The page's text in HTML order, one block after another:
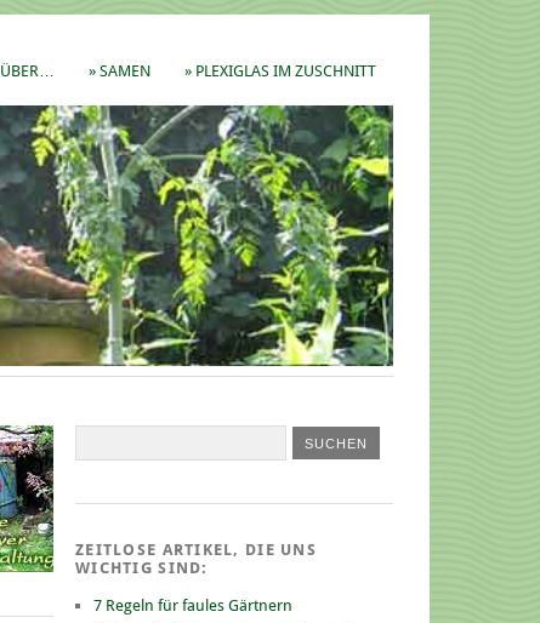
ÜBER… » SAMEN » PLEXIGLAS IM ZUSCHNITT
ZEITLOSE ARTIKEL, DIE UNS
WICHTIG SIND:
7 Regeln für faules Gärtnern